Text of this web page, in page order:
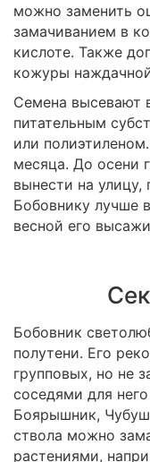
можно заменить
замачиванием в
кислоте. Также
кожуры
Семена высевают
питательным
или
месяца. До осени
вынести на
Бобовнику лучше
весной его
Бобовник
полутени. Его
групповых, но не
соседями для
Боярышник,
ствола можно
растениями,